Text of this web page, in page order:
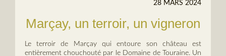
28 MARS 2024
Marçay, un terroir, un vigneron
Le terroir de Marçay qui entoure son château est
entièrement chouchouté par le Domaine de Touraine. Un